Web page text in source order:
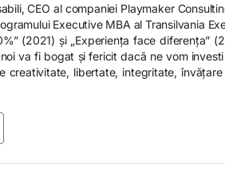
CEO al companiei Playmaker
Executive MBA al Transilvania
(2021) și „Experiența face diferența”
va fi bogat și fericit dacă ne vom
creativitate, libertate, integritate,